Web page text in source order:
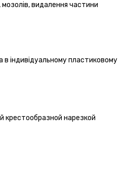
видалення частини
індивідуальному пластиковому
крестообразной нарезкой